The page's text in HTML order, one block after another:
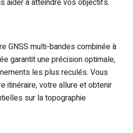
aider à atteindre vos objectifs.
GNSS multi-bandes combinée à
garantit une précision optimale,
les plus reculés. Vous
itinéraire, votre allure et obtenir
sur la topographie